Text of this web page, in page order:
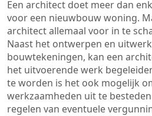
Een architect doet meer dan
voor een nieuwbouw woning.
architect allemaal voor in te
Naast het ontwerpen en
bouwtekeningen, kan een
het uitvoerende werk
te worden is het ook mogelijk
werkzaamheden uit te
regelen van eventuele